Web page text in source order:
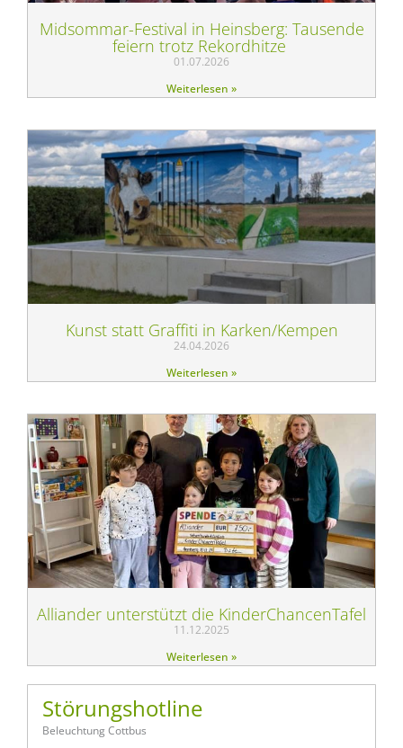
Midsommar-Festival in Heinsberg: Tausende
feiern trotz Rekordhitze
01.07.2026
Weiterlesen »
Kunst statt Graffiti in Karken/Kempen
24.04.2026
Weiterlesen »
Alliander unterstützt die KinderChancenTafel
11.12.2025
Weiterlesen »
Störungshotline
Beleuchtung Cottbus